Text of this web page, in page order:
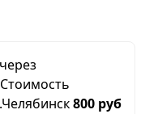
800 руб